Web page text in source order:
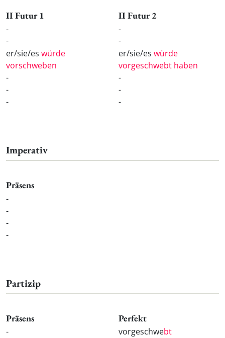
II Futur 1
-
-
er/sie/es würde
vorschweben
-
-
-
II Futur 2
-
-
er/sie/es würde
vorgeschwebt haben
-
-
-
Imperativ
Präsens
-
-
-
-
Partizip
Präsens
-
Perfekt
vorgeschwebt